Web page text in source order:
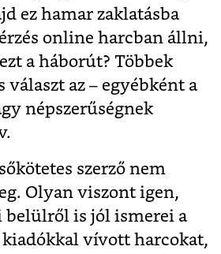
ez hamar zaklatásba
online harcban állni,
a háborút? Többek
választ az – egyébként a
népszerűségnek
szerző nem
Olyan viszont igen,
belülről is jól ismerei a
vívott harcokat,